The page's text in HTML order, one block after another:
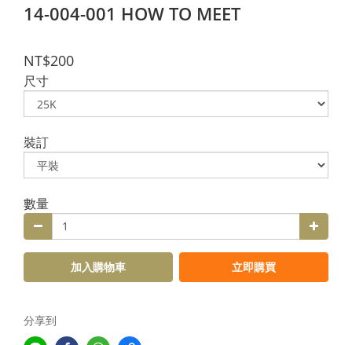
14-004-001 HOW TO MEET
NT$200
尺寸
裝訂
數量
加入購物車 立即購買
分享到